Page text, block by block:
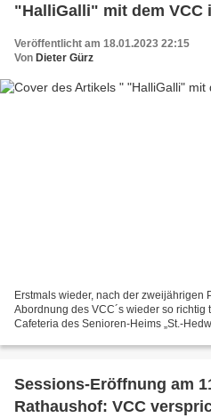
"HalliGalli" mit dem VCC
Veröffentlicht am 18.01.2023 22:15
Von Dieter Gürz
Erstmals wieder, nach der zweijährigen
Abordnung des VCC´s wieder so
Cafeteria des Senioren-Heims „St.-
Sessions-Eröffnung am
Rathaushof: VCC